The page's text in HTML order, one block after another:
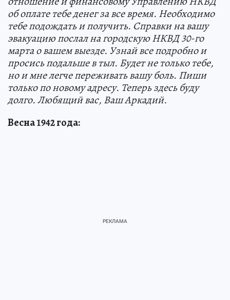
об оплате тебе денег за все время. Необходимо
тебе подождать и получить. Справки на вашу
эвакуацию послал на городскую НКВД 30-го
марта о вашем выезде. Узнай все подробно и
просись подальше в тыл. Будет не только тебе,
но и мне легче переживать вашу боль. Пиши
только по новому адресу. Теперь здесь буду
долго. Любящий вас, Ваш Аркадий.
Весна 1942 года: